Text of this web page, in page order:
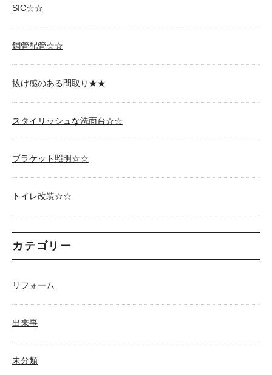
SIC☆☆
鋼管配管☆☆
抜け感のある間取り★★
スタイリッシュな洗面台☆☆
ブラケット照明☆☆
トイレ改装☆☆
カテゴリー
リフォーム
出来事
未分類